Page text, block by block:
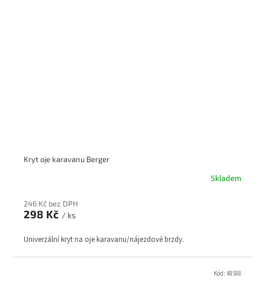
Kryt oje karavanu Berger
Skladem
246 Kč bez DPH
298 Kč / ks
Univerzální kryt na oje karavanu/nájezdové brzdy.
Kód: 48588